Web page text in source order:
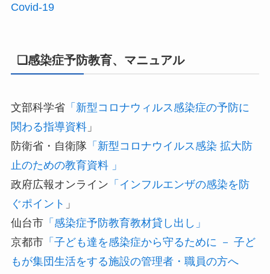
Covid-19
❏感染症予防教育、マニュアル
文部科学省「新型コロナウィルス感染症の予防に
関わる指導資料」
防衛省・自衛隊 「新型コロナウイルス感染 拡大防
止のための教育資料 」
政府広報オンライン 「インフルエンザの感染を防
ぐポイント 」
仙台市「感染症予防教育教材貸し出し」
京都市「子ども達を感染症から守るために － 子ど
もが集団生活をする施設の管理者・職員の方へ